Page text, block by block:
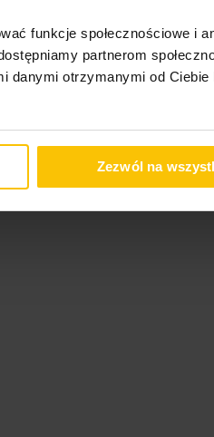
funkcje społecznościowe i
partnerom
danymi otrzymanymi od Ciebie
Zezwól na